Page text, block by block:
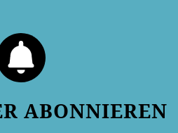
ABONNIEREN